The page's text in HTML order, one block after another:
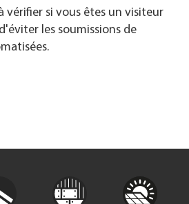
vérifier si vous êtes un visiteur
les soumissions de